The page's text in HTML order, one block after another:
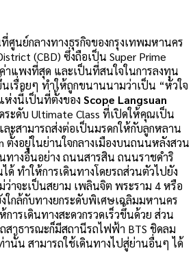
นย์กลางทางธุรกิจของกรุงเทพมหานคร
(CBD) ซึ่งถือเป็น Super Prime
าแพงที่สุด และเป็นที่สนใจในการลงทุน
เรื่อยๆ ทำให้ถูกขนานนามว่าเป็น “หัวใจ
ห่งนี้เป็นที่ตั้งของ Scope Langsuan
ระดับ Ultimate Class ที่เปิดให้คุณเป็น
ะสามารถส่งต่อเป็นมรดกให้กับลูกหลาน
ตั้งอยู่ในย่านใจกลางเมืองบนถนนหลังสวน
ทางอื่นอย่าง ถนนสารสิน ถนนราชดำริ
ทำให้การเดินทางโดยรถส่วนตัวไปยัง
ว่าจะเป็นสยาม เพลินจิต พระราม 4 หรือ
กล้กับทางยกระดับพิเศษเฉลิมมหานคร
ารเดินทางสะดวกรวดเร็วขึ้นด้วย ส่วน
สาธารณะก็มีสถานีรถไฟฟ้า BTS ชิดลม
านั้น สามารถใช้เดินทางไปสู่ย่านอื่นๆ ได้